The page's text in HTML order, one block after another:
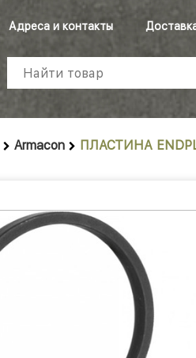
Адреса и контакты
Armacon ПЛАСТИНА